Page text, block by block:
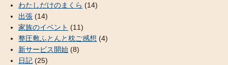
わたしだけのまくら (14)
出張 (14)
家族のイベント (11)
整圧敷ふとんと枕ご感想 (4)
新サービス開始 (8)
日記 (25)